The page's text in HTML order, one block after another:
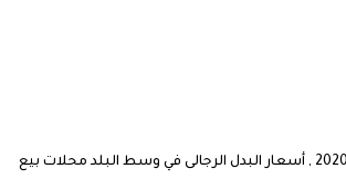
احدث أسعار البدل الرجالى في وسط البلد 2020 ،يهتم الرجل باطلالته اسعار البدل الرجالى فى كارفور اقوي عروض على البدل واسعارها 2020 , أسعار البدل الرجالى في وسط البلد محلات بيع